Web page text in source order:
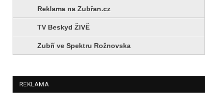
Reklama na Zubřan.cz
TV Beskyd ŽIVĚ
Zubří ve Spektru Rožnovska
REKLAMA